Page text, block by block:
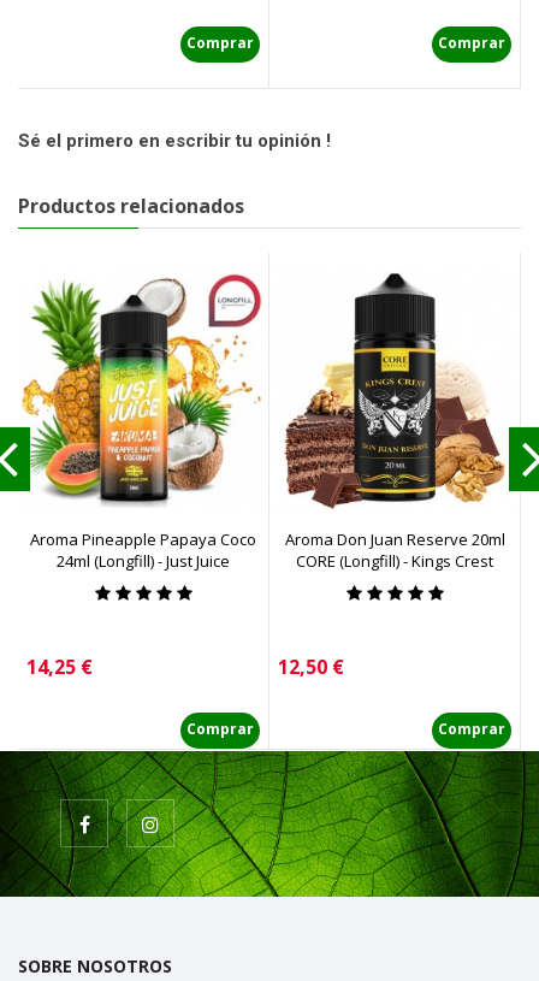
Comprar Comprar
Sé el primero en escribir tu opinión !
Productos relacionados
Aroma Pineapple Papaya Coco
24ml (Longfill) - Just Juice
Precio
14,25 €
Comprar
Aroma Don Juan Reserve 20ml
CORE (Longfill) - Kings Crest
Precio
12,50 €
Comprar
SOBRE NOSOTROS